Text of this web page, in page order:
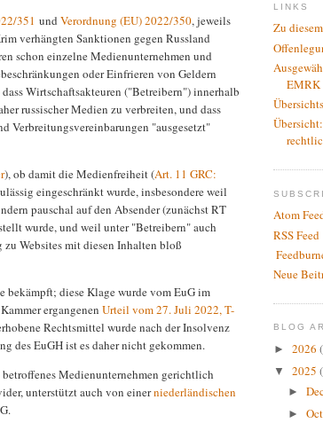
351 und Verordnung (EU) 2022/350, jeweils
verhängten Sanktionen gegen Russland
schon einzelne Medienunternehmen und
oder Einfrieren von Geldern
Wirtschaftsakteuren ("Betreibern") innerhalb
russischer Medien zu verbreiten, und dass
Verbreitungsvereinbarungen "ausgesetzt"
), ob damit die Medienfreiheit (Art. 11 GRC:
eingeschränkt wurde, insbesondere weil
pauschal auf den Absender (zunächst RT
wurde, und weil unter "Betreibern" auch
Websites mit diesen Inhalten bloß
diese Klage wurde vom EuG im
ergangenen Urteil vom 27. Juli 2022, T-
Rechtsmittel wurde nach der Insolvenz
des EuGH ist es daher nicht gekommen.
Medienunternehmen gerichtlich
unterstützt auch von einerniederländischen
LINKS
Zu
EMRK
Atom
RSS Feed
Neue
BLOG
► 2026
▼ 2025
►
►